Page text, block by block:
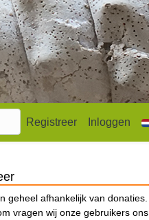
Registreer Inloggen
geheel afhankelijk van donaties.
vragen wij onze gebruikers ons